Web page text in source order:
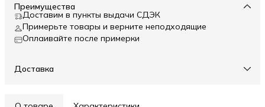
Преимущества
Доставим в пункты выдачи СДЭК
Примерьте товары и верните неподходящие
Оплаивайте после примерки
Доставка